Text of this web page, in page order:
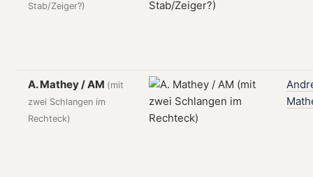
Stab/Zeiger?)
A. Mathey / AM (mit
zwei Schlangen im
Rechteck)